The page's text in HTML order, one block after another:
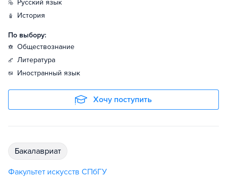
русский язык
история
По выбору:
обществознание
литература
иностранный язык
Хочу поступить
бакалавриат
Факультет искусств СПбГУ